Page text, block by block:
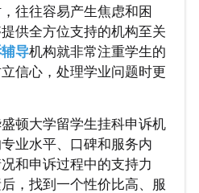
往往容易产生焦虑和困
供全方位支持的机构至关
导机构就非常注重学生的
信心，处理学业问题时更
大学留学生挂科申诉机
业水平、口碑和服务内
和申诉过程中的支持力
，找到一个性价比高、服